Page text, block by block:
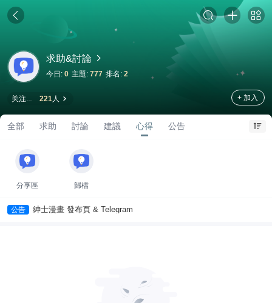
求助&討論
今日: 0 主題: 777 排名: 2
关注 221人 + 加入
全部 求助 討論 建議 心得 公告
分享區 歸檔
公告 紳士漫畫 發布頁 & Telegram